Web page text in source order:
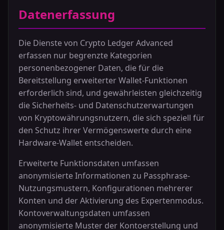
Datenerfassung
Die Dienste von Crypto Ledger Advanced
erfassen nur begrenzte Kategorien
personenbezogener Daten, die für die
Bereitstellung erweiterter Wallet-Funktionen
erforderlich sind, und gewährleisten gleichzeitig
die Sicherheits- und Datenschutzerwartungen
von Kryptowährungsnutzern, die sich speziell für
den Schutz ihrer Vermögenswerte durch eine
Hardware-Wallet entscheiden.
Erweiterte Funktionsdaten umfassen
anonymisierte Informationen zu Passphrase-
Nutzungsmustern, Konfigurationen mehrerer
Konten und der Aktivierung des Expertenmodus.
Kontoverwaltungsdaten umfassen
anonymisierte Muster der Kontoerstellung und